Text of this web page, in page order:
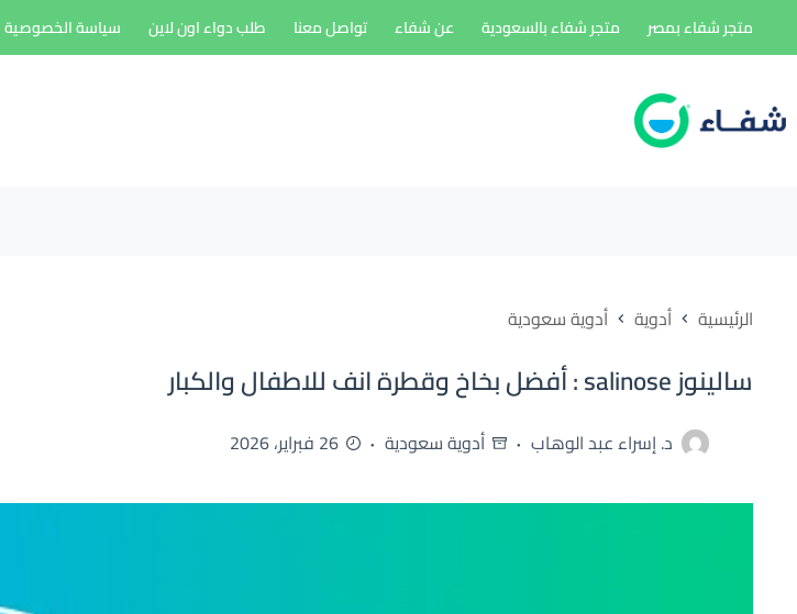
إلى
متجر شفاء بمصر متجر شفاء بالسعودية عن شفاء تواصل معنا طلب دواء اون لاين سياسة الخصوصية
الرئيسية أدوية أدوية سعودية
سالينوز salinose : أفضل بخاخ وقطرة انف للاطفال والكبار
د. إسراء عبد الوهاب أدوية سعودية 26 فبراير، 2026